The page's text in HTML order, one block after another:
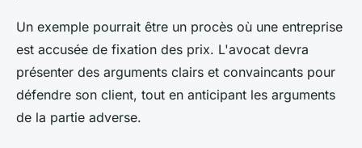
Un exemple pourrait être un procès où une entreprise
est accusée de fixation des prix. L'avocat devra
présenter des arguments clairs et convaincants pour
défendre son client, tout en anticipant les arguments
de la partie adverse.